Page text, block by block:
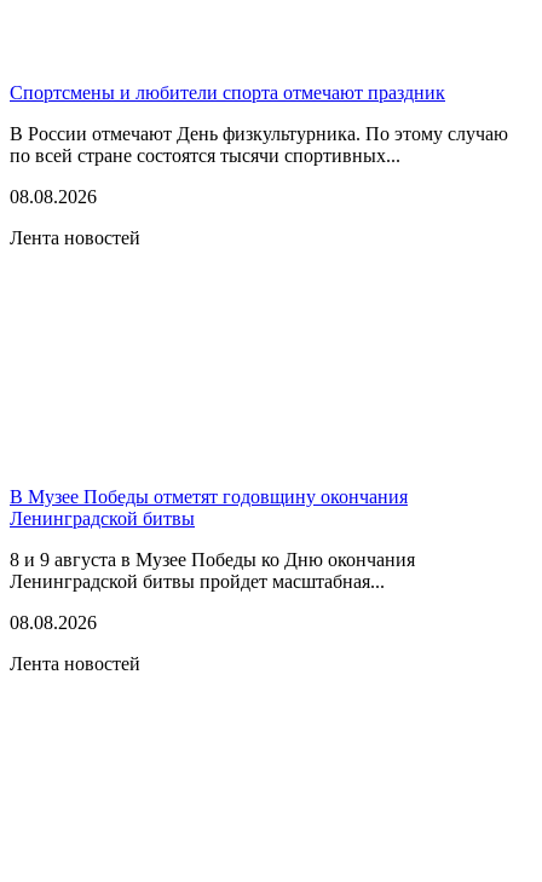
Спортсмены и любители спорта отмечают праздник
В России отмечают День физкультурника. По этому случаю
по всей стране состоятся тысячи спортивных...
08.08.2026
Лента новостей
В Музее Победы отметят годовщину окончания
Ленинградской битвы
8 и 9 августа в Музее Победы ко Дню окончания
Ленинградской битвы пройдет масштабная...
08.08.2026
Лента новостей